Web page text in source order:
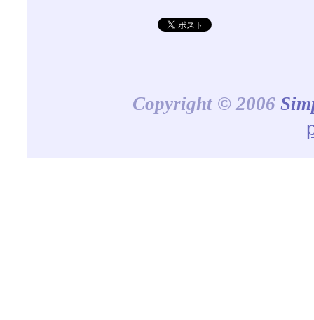
Copyright © 2006